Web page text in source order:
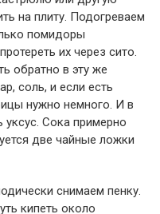
на плиту. Подогреваем
помидоры
их через сито.
обратно в эту же
соль, и если есть
нужно немного. И в
Сока примерно
две чайные ложки
снимаем пенку.
кипеть около